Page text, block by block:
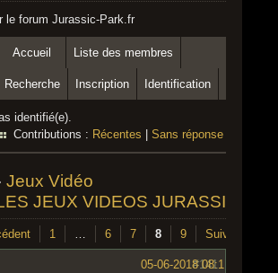
le forum Jurassic-Park.fr
Accueil Liste des membres
Recherche Inscription Identification
identifié(e).
Contributions : Récentes Sans réponse
Jeux Vidéo
JEUX VIDEOS JURASSIC
1 … 6 7 8 9 Suivant
#141
05-06-2018 08:11:17